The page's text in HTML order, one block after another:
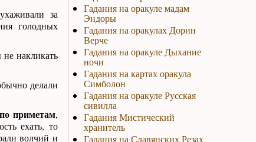
за
голодных
не накликать
делали
по приметам,
ехать, то
волчий и
Гадания на оракуле мадам
Эндоры
Гадания на оракулах Дорин
Верче
Гадания на оракуле Дыхание
ночи
Гадания на картах оракула
Симболон
Гадания на оракуле Русская
сивилла
Гадания Мистический
хранитель
Гадания на Славянских Резах